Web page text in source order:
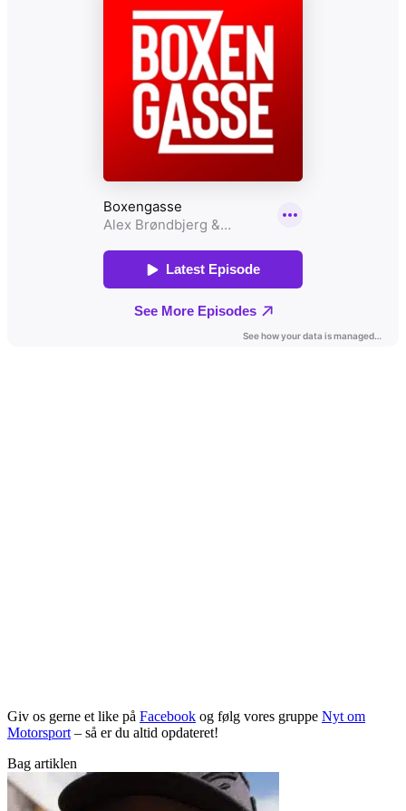
Giv os gerne et like på Facebook og følg vores gruppe Nyt om
Motorsport – så er du altid opdateret!
Bag artiklen